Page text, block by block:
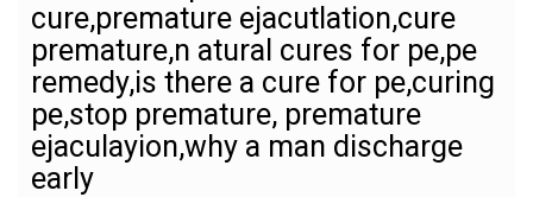
cure,premature ejacutlation,cure
premature,n atural cures for pe,pe
remedy,is there a cure for pe,curing
pe,stop premature, premature
ejaculayion,why a man discharge
early